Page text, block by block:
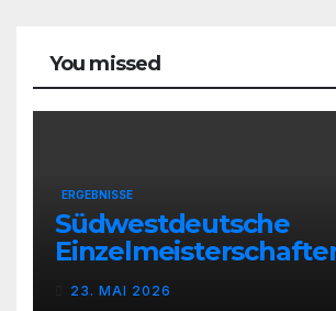
You missed
ERGEBNISSE
Südwestdeutsche
23. MAI 2026